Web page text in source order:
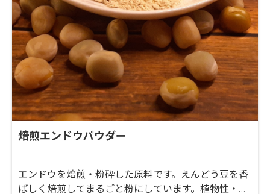
焙煎エンドウパウダー
エンドウを焙煎・粉砕した原料です。えんどう豆を香
ばしく焙煎してまるごと粉にしています。植物性・ア